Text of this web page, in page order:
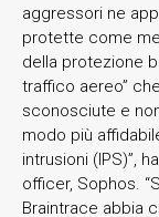
aggressori ne
protette come
della protezione
traffico aereo”
sconosciute e
modo più
intrusioni (IPS)”,
officer, Sophos.
Braintrace abbia